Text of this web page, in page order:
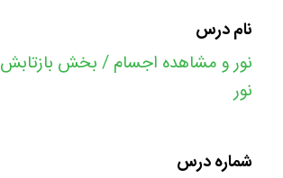
نام درس
نور و مشاهده اجسام / بخش بازتابش
نور
شماره درس